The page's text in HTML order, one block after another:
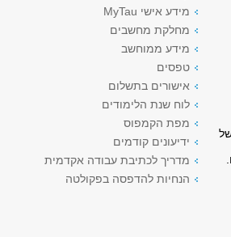
של
מידע אישי MyTau
מחלקת מחשבים
מידע ממוחשב
טפסים
אישורים בתשלום
לוח שנת הלימודים
מפת הקמפוס
ידיעונים קודמים
מדריך לכתיבת עבודה אקדמית
הנחיות להדפסה בפקולטה